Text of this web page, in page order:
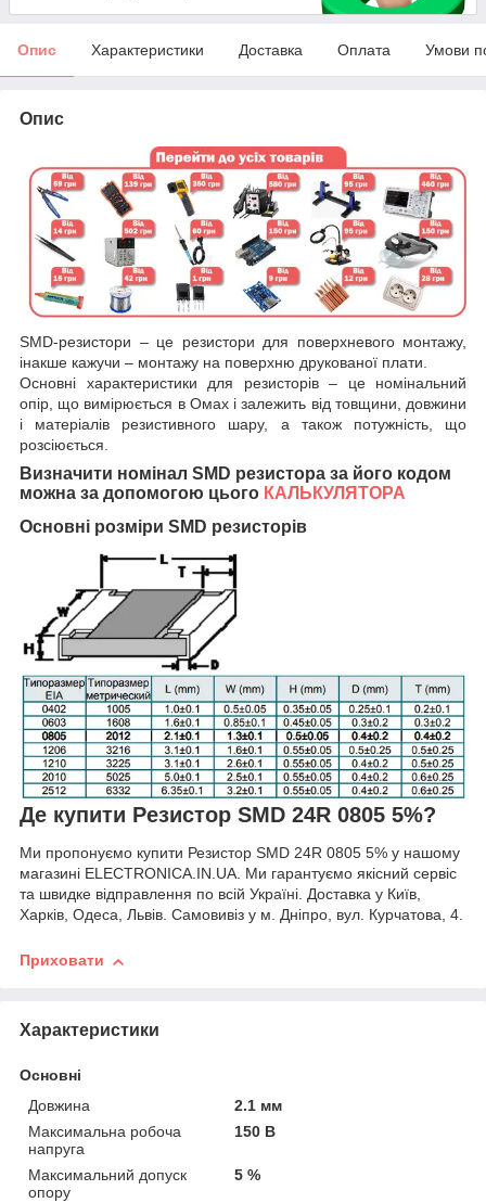
Опис Характеристики Доставка Оплата Умови
Опис
SMD-резистори – це резистори для поверхневого монтажу,
інакше кажучи – монтажу на поверхню друкованої плати.
Основні характеристики для резисторів – це номінальний
опір, що вимірюється в Омах і залежить від товщини, довжини
і матеріалів резистивного шару, а також потужність, що
розсіюється.
Визначити номінал SMD резистора за його кодом
можна за допомогою цього КАЛЬКУЛЯТОРА
Основні розміри SMD резисторів
Де купити Резистор SMD 24R 0805 5%?
Ми пропонуємо купити Резистор SMD 24R 0805 5% у нашому
магазині ELECTRONICA.IN.UA. Ми гарантуємо якісний сервіс
та швидке відправлення по всій Україні. Доставка у Київ,
Харків, Одеса, Львів. Самовивіз у м. Дніпро, вул. Курчатова, 4.
Приховати
Характеристики
Основні
Довжина
2.1 мм
Максимальна робоча
напруга
150 В
Максимальний допуск
опору
5 %